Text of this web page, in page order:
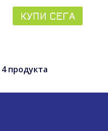
КУПИ СЕГА
4продукта